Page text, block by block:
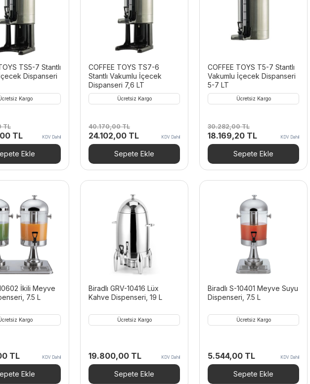
TS5-7 Stantlı
Dispanseri
Kargo
TL
TL.
TLŞu
andaki
fiyat:
20.394,00 TL.
KDV Dahil
Ekle
COFFEE TOYS TS7-6
Stantlı Vakumlu İçecek
Dispanseri 7,6 LT
Ücretsiz Kargo
40.170,00TL
Orijinal
fiyat:
40.170,00 TL.
24.102,00 TLŞu
andaki
fiyat:
24.102,00 TL.
KDV Dahil
Sepete Ekle
COFFEE TOYS T5-7 Stantlı
Vakumlu İçecek Dispanseri
5-7 LT
Ücretsiz Kargo
30.282,00TL
Orijinal
fiyat:
30.282,00 TL.
18.169,20 TLŞu
andaki
fiyat:
18.169,20 TL.
KDV Dahil
Sepete Ekle
İkili Meyve
7.5 L
Kargo
TL KDV Dahil
Ekle
Biradlı GRV-10416 Lüx
Kahve Dispenseri, 19 L
Ücretsiz Kargo
19.800,00 TL KDV Dahil
Sepete Ekle
Biradlı S-10401 Meyve Suyu
Dispenseri, 7.5 L
Ücretsiz Kargo
5.544,00 TL KDV Dahil
Sepete Ekle